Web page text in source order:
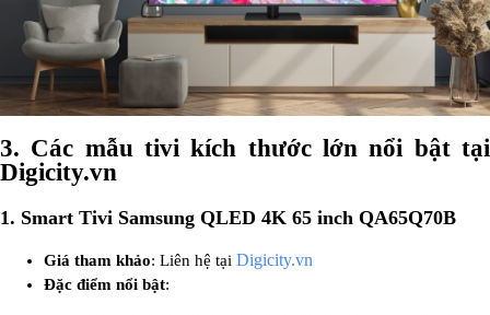
3. Các mẫu tivi kích thước lớn nổi bật tại
Digicity.vn
1. Smart Tivi Samsung QLED 4K 65 inch QA65Q70B
Giá tham khảo: Liên hệ tại Digicity.vn
Đặc điểm nổi bật: